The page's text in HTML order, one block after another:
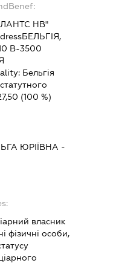
НВ"
БЕЛЬГІЯ,
В-3500
Бельгія
(100 %)
ЮРІЇВНА -
власник
фізичні особи,